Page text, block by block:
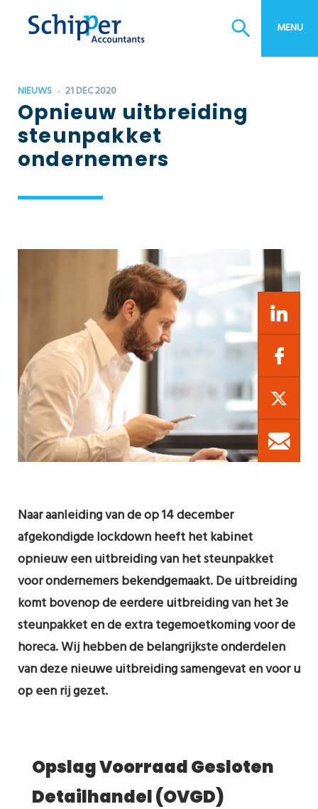
MENU
NIEUWS 21 DEC 2020
Opnieuw uitbreiding
steunpakket
ondernemers
Naar aanleiding van de op 14 december
afgekondigde lockdown heeft het kabinet
opnieuw een uitbreiding van het steunpakket
voor ondernemers bekendgemaakt. De uitbreiding
komt bovenop de eerdere uitbreiding van het 3e
steunpakket en de extra tegemoetkoming voor de
horeca. Wij hebben de belangrijkste onderdelen
van deze nieuwe uitbreiding samengevat en voor u
op een rij gezet.
Opslag Voorraad Gesloten
Detailhandel (OVGD)